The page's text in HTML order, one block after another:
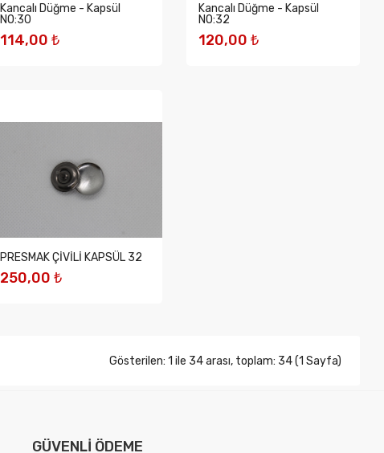
Kancalı Düğme - Kapsül
NO:30
114,00 ₺
Kancalı Düğme - Kapsül
NO:32
120,00 ₺
PRESMAK ÇİVİLİ KAPSÜL 32
250,00 ₺
Gösterilen: 1 ile 34 arası, toplam: 34 (1 Sayfa)
GÜVENLİ ÖDEME